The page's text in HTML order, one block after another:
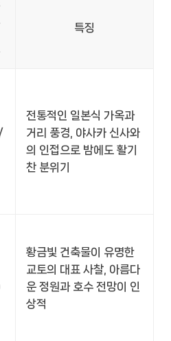
특징
전통적인 일본식 가옥과
거리 풍경, 야사카 신사와
의 인접으로 밤에도 활기
찬 분위기
황금빛 건축물이 유명한
교토의 대표 사찰, 아름다
운 정원과 호수 전망이 인
상적